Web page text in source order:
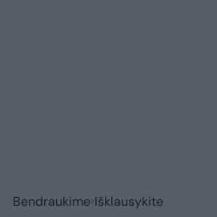
Bendraukime Išklausykite